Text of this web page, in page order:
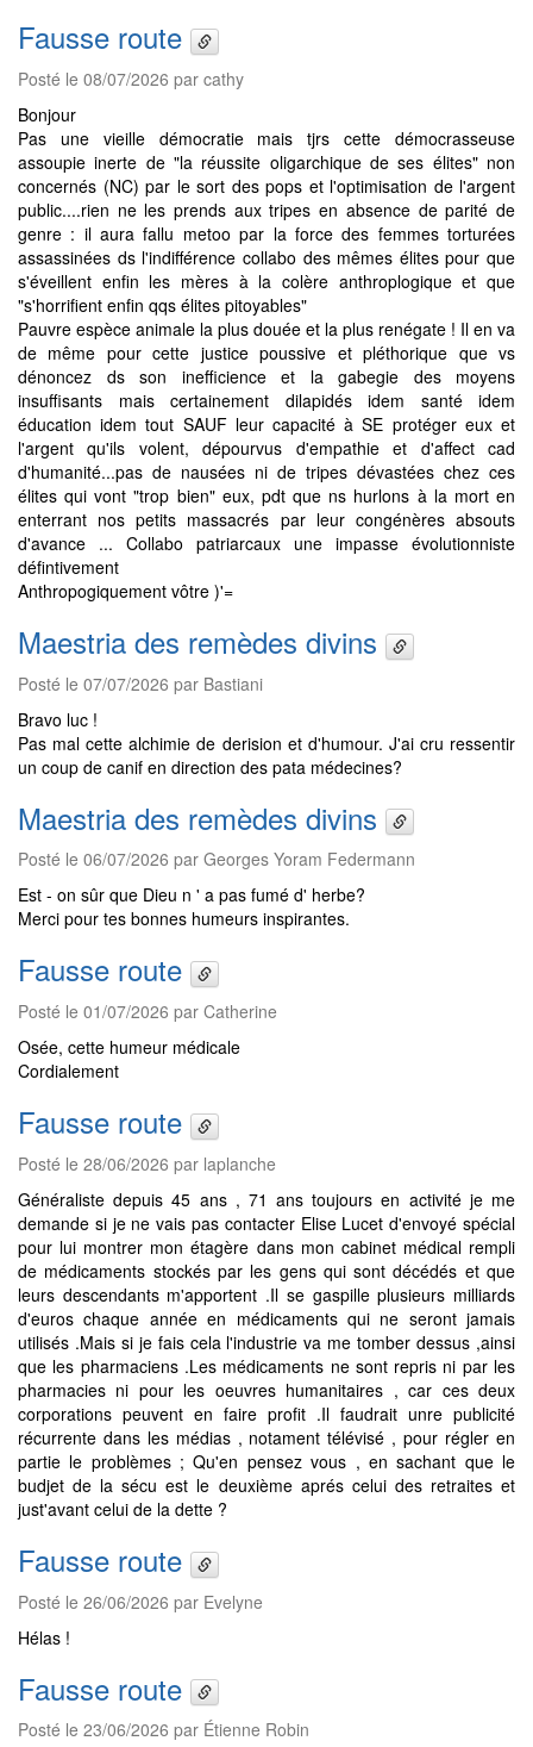
Fausse route
Posté le 08/07/2026 par cathy
Bonjour
Pas une vieille démocratie mais tjrs cette démocrasseuse
assoupie inerte de "la réussite oligarchique de ses élites" non
concernés (NC) par le sort des pops et l'optimisation de l'argent
public....rien ne les prends aux tripes en absence de parité de
genre : il aura fallu metoo par la force des femmes torturées
assassinées ds l'indifférence collabo des mêmes élites pour que
s'éveillent enfin les mères à la colère anthroplogique et que
"s'horrifient enfin qqs élites pitoyables"
Pauvre espèce animale la plus douée et la plus renégate ! Il en va
de même pour cette justice poussive et pléthorique que vs
dénoncez ds son inefficience et la gabegie des moyens
insuffisants mais certainement dilapidés idem santé idem
éducation idem tout SAUF leur capacité à SE protéger eux et
l'argent qu'ils volent, dépourvus d'empathie et d'affect cad
d'humanité...pas de nausées ni de tripes dévastées chez ces
élites qui vont "trop bien" eux, pdt que ns hurlons à la mort en
enterrant nos petits massacrés par leur congénères absouts
d'avance ... Collabo patriarcaux une impasse évolutionniste
défintivement
Anthropogiquement vôtre )'=
Maestria des remèdes divins
Posté le 07/07/2026 par Bastiani
Bravo luc !
Pas mal cette alchimie de derision et d'humour. J'ai cru ressentir
un coup de canif en direction des pata médecines?
Maestria des remèdes divins
Posté le 06/07/2026 par Georges Yoram Federmann
Est - on sûr que Dieu n ' a pas fumé d' herbe?
Merci pour tes bonnes humeurs inspirantes.
Fausse route
Posté le 01/07/2026 par Catherine
Osée, cette humeur médicale
Cordialement
Fausse route
Posté le 28/06/2026 par laplanche
Généraliste depuis 45 ans , 71 ans toujours en activité je me
demande si je ne vais pas contacter Elise Lucet d'envoyé spécial
pour lui montrer mon étagère dans mon cabinet médical rempli
de médicaments stockés par les gens qui sont décédés et que
leurs descendants m'apportent .Il se gaspille plusieurs milliards
d'euros chaque année en médicaments qui ne seront jamais
utilisés .Mais si je fais cela l'industrie va me tomber dessus ,ainsi
que les pharmaciens .Les médicaments ne sont repris ni par les
pharmacies ni pour les oeuvres humanitaires , car ces deux
corporations peuvent en faire profit .Il faudrait unre publicité
récurrente dans les médias , notament télévisé , pour régler en
partie le problèmes ; Qu'en pensez vous , en sachant que le
budjet de la sécu est le deuxième aprés celui des retraites et
just'avant celui de la dette ?
Fausse route
Posté le 26/06/2026 par Evelyne
Hélas !
Fausse route
Posté le 23/06/2026 par Étienne Robin